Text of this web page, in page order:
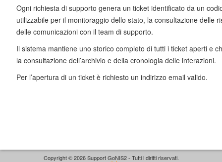
Ogni richiesta di supporto genera un ticket identificato da un
utilizzabile per il monitoraggio dello stato, la consultazione delle
delle comunicazioni con il team di supporto.
Il sistema mantiene uno storico completo di tutti i ticket aperti e
la consultazione dell’archivio e della cronologia delle interazioni.
Per l’apertura di un ticket è richiesto un indirizzo email valido.
Copyright © 2026 Support GoNIS2 - Tutti i diritti riservati.